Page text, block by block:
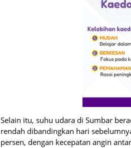
Selain itu, suhu udara di Sumbar
rendah dibandingkan hari
persen, dengan kecepatan angin